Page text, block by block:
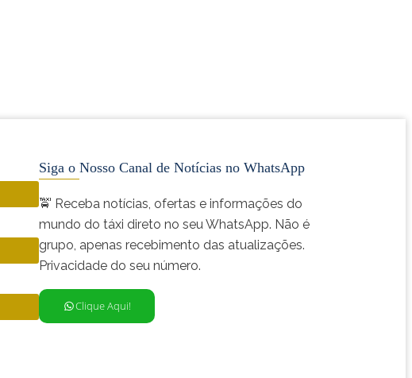
Siga o Nosso Canal de Notícias no WhatsApp
🚖 Receba notícias, ofertas e informações do
mundo do táxi direto no seu WhatsApp. Não é
grupo, apenas recebimento das atualizações.
Privacidade do seu número.
Clique Aqui!